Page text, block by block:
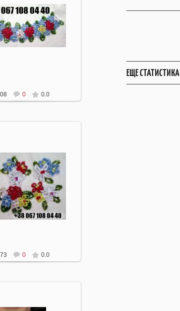
22.04.2008
mirpiar
0 0.0
22.04.2008
mirpiar
0 0.0
ЕЩЕ СТАТИСТИКА